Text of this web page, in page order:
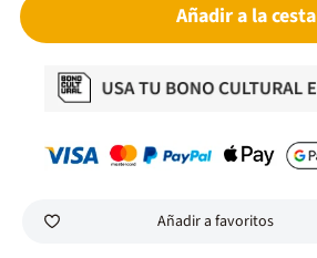
Añadir a la cesta
Añadir a favoritos